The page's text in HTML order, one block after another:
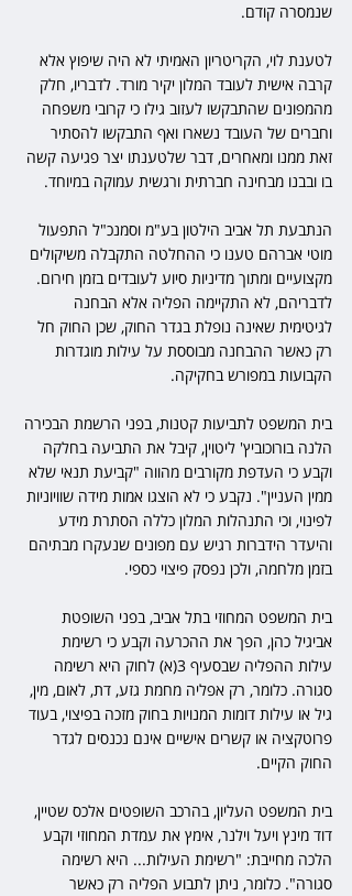
שנמסרה קודם.
לטענת לוי, הקריטריון האמיתי לא היה שיפוץ אלא
קרבה אישית לעובד המלון יקיר מורד. לדבריו, חלק
מהמפונים שהתבקשו לעזוב גילו כי קרובי משפחה
וחברים של העובד נשארו ואף התבקשו להסתיר
זאת ממנו ומאחרים, דבר שלטענתו יצר פגיעה קשה
בו ובבנו מבחינה חברתית ורגשית עמוקה במיוחד.
הנתבעת תל אביב הילטון בע"מ וסמנכ"ל התפעול
מוטי אברהם טענו כי ההחלטה התקבלה משיקולים
מקצועיים ומתוך מדיניות סיוע לעובדים בזמן חירום.
לדבריהם, לא התקיימה הפליה אלא הבחנה
לגיטימית שאינה נופלת בגדר החוק, שכן החוק חל
רק כאשר ההבחנה מבוססת על עילות מוגדרות
הקבועות במפורש בחקיקה.
בית המשפט לתביעות קטנות, בפני הרשמת הבכירה
הלנה בורוכוביץ' ליטוין, קיבל את התביעה בחלקה
וקבע כי העדפת מקורבים מהווה "קביעת תנאי שלא
ממין העניין". נקבע כי לא הוצגו אמות מידה שוויוניות
לפינוי, וכי התנהלות המלון כללה הסתרת מידע
והיעדר הידברות רגיש עם מפונים שנעקרו מבתיהם
בזמן מלחמה, ולכן נפסק פיצוי כספי.
בית המשפט המחוזי בתל אביב, בפני השופטת
אביגיל כהן, הפך את ההכרעה וקבע כי רשימת
עילות ההפליה שבסעיף 3(א) לחוק היא רשימה
סגורה. כלומר, רק אפליה מחמת גזע, דת, לאום, מין,
גיל או עילות דומות המנויות בחוק מזכה בפיצוי, בעוד
פרוטקציה או קשרים אישיים אינם נכנסים לגדר
החוק הקיים.
בית המשפט העליון, בהרכב השופטים אלכס שטיין,
דוד מינץ ויעל וילנר, אימץ את עמדת המחוזי וקבע
הלכה מחייבת: "רשימת העילות... היא רשימה
סגורה". כלומר, ניתן לתבוע הפליה רק כאשר